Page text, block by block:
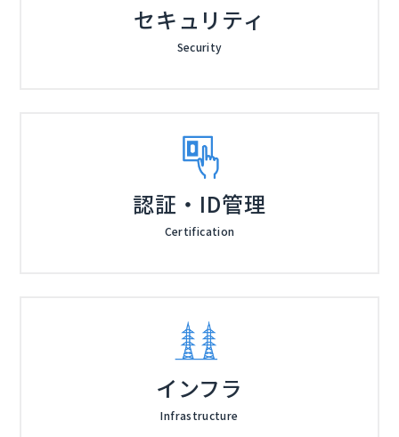
セキュリティ
Security
認証・ID管理
Certification
インフラ
Infrastructure